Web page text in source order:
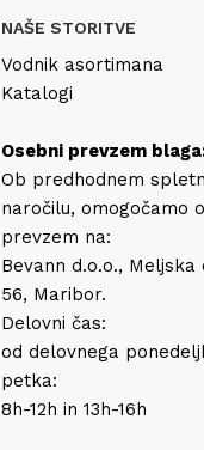
NAŠE STORITVE
Vodnik asortimana
Katalogi
Osebni prevzem
Ob predhodnem
naročilu, omogočamo
prevzem na:
Bevann d.o.o., Meljska
56, Maribor.
Delovni čas:
od delovnega
petka:
8h-12h in 13h-16h